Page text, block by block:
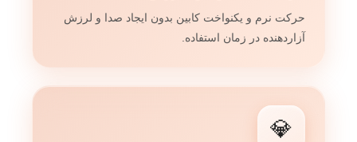
حرکت نرم و یکنواخت کابین بدون ایجاد صدا و لرزش
آزاردهنده در زمان استفاده.
💎